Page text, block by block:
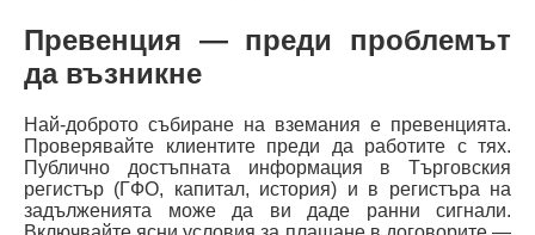
Превенция — преди проблемът
да възникне
Най-доброто събиране на вземания е превенцията.
Проверявайте клиентите преди да работите с тях.
Публично достъпната информация в Търговския
регистър (ГФО, капитал, история) и в регистъра на
задълженията може да ви даде ранни сигнали.